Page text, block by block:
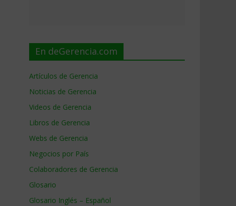
En deGerencia.com
Artículos de Gerencia
Noticias de Gerencia
Videos de Gerencia
Libros de Gerencia
Webs de Gerencia
Negocios por País
Colaboradores de Gerencia
Glosario
Glosario Inglés – Español